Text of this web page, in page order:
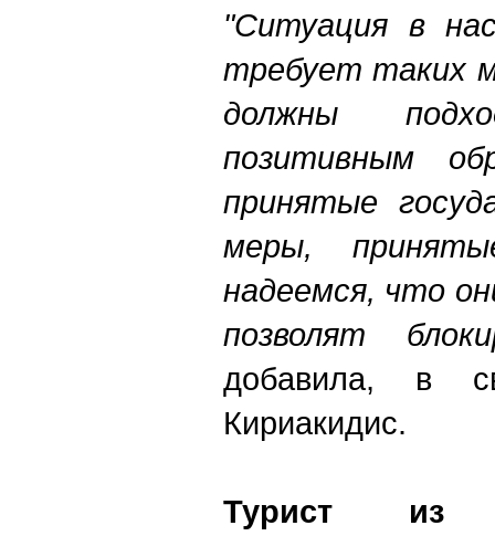
"Ситуация в
требует таких
должны
позитивным
принятые
меры,
надеемся, что
позволят
добавила, в
Кириакидис.
Турист из